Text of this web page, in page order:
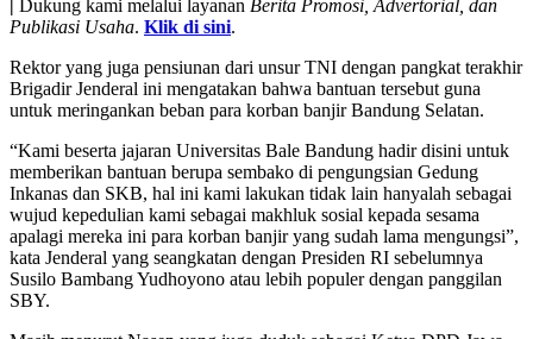
Dukung kami melalui layanan Berita Promosi, Advertorial, dan
Publikasi Usaha. Klik di sini.
Rektor yang juga pensiunan dari unsur TNI dengan pangkat terakhir
Brigadir Jenderal ini mengatakan bahwa bantuan tersebut guna
untuk meringankan beban para korban banjir Bandung Selatan.
“Kami beserta jajaran Universitas Bale Bandung hadir disini untuk
memberikan bantuan berupa sembako di pengungsian Gedung
Inkanas dan SKB, hal ini kami lakukan tidak lain hanyalah sebagai
wujud kepedulian kami sebagai makhluk sosial kepada sesama
apalagi mereka ini para korban banjir yang sudah lama mengungsi”,
kata Jenderal yang seangkatan dengan Presiden RI sebelumnya
Susilo Bambang Yudhoyono atau lebih populer dengan panggilan
SBY.